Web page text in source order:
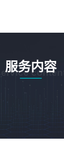
服务内容
service content